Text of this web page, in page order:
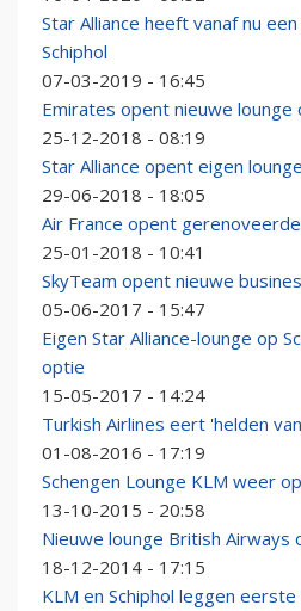
Star Alliance heeft vanaf nu
Schiphol
07-03-2019 - 16:45
Emirates opent nieuwe lounge
25-12-2018 - 08:19
Star Alliance opent eigen
29-06-2018 - 18:05
Air France opent
25-01-2018 - 10:41
SkyTeam opent nieuwe
05-06-2017 - 15:47
Eigen Star Alliance-lounge op
optie
15-05-2017 - 14:24
Turkish Airlines eert 'helden
01-08-2016 - 17:19
Schengen Lounge KLM weer
13-10-2015 - 20:58
Nieuwe lounge British Airways
18-12-2014 - 17:15
KLM en Schiphol leggen